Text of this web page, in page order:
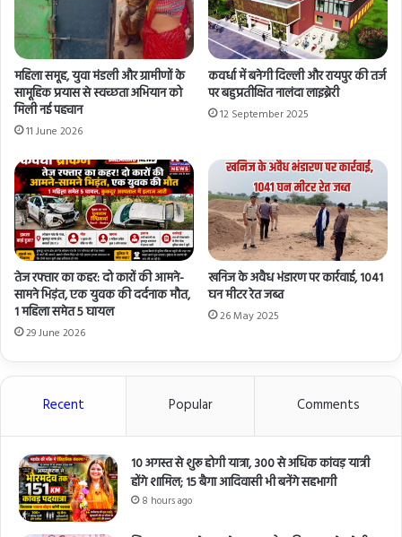
महिला समूह, युवा मंडली और ग्रामीणों के
सामूहिक प्रयास से स्वच्छता अभियान को
मिली नई पहचान
11 June 2026
कवर्धा में बनेगी दिल्ली और रायपुर की तर्ज
पर बहुप्रतीक्षित नालंदा लाइब्रेरी
12 September 2025
तेज रफ्तार का कहर: दो कारों की आमने-
सामने भिड़ंत, एक युवक की दर्दनाक मौत,
1 महिला समेत 5 घायल
29 June 2026
खनिज के अवैध भंडारण पर कार्रवाई, 1041
घन मीटर रेत जब्त
26 May 2025
Recent Popular Comments
10 अगस्त से शुरू होगी यात्रा, 300 से अधिक कांवड़ यात्री
होंगे शामिल; 15 बैगा आदिवासी भी बनेंगे सहभागी
8 hours ago